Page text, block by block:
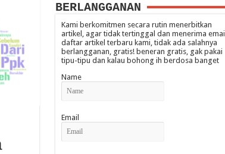
BERLANGGANAN
Kami berkomitmen secara rutin menerbitkan
artikel, agar tidak tertinggal dan menerima email
daftar artikel terbaru kami, tidak ada salahnya
berlangganan, gratis! beneran gratis, gak pakai
tipu-tipu dan kalau bohong ih berdosa banget
Name
Email